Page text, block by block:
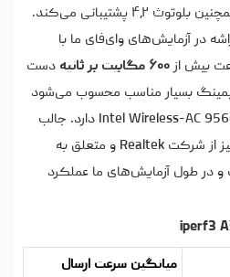
و همچنین بلوتوث ۴٫۲ پشتیبانی می‌کند.
در آزمایش‌های وای‌فای ما با
بیش از ۶۰۰ مگابیت بر ثانیه
دست
بسیار مناسب محسوب می‌شود
و عملکردی در سطح ماژول Intel Wireless-AC 9560 دارد. جالب
آنکه تراشه اترنت گیگابیتی نیز از شرکت Realtek و متعلق به
در طول آزمایش‌های ما عملکرد
میانگین سرعت ارسال